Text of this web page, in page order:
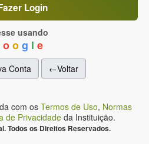
Login
usando
o o g l e
Conta ←Voltar
com os Termos de Uso, Normas
de Privacidade da Instituição.
Todos os Direitos Reservados.